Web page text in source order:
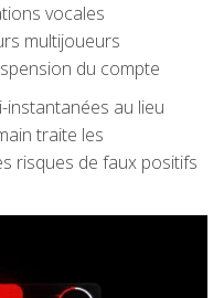
vocales
multijoueurs
du compte
instantanées au lieu
traite les
risques de faux positifs